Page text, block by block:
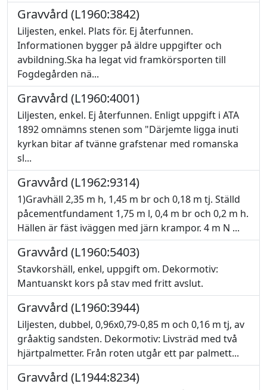
Gravvård (L1960:3842)
Liljesten, enkel. Plats för. Ej återfunnen.
Informationen bygger på äldre uppgifter och
avbildning.Ska ha legat vid framkörsporten till
Fogdegården nä...
Gravvård (L1960:4001)
Liljesten, enkel. Ej återfunnen. Enligt uppgift i ATA
1892 omnämns stenen som "Därjemte ligga inuti
kyrkan bitar af tvänne grafstenar med romanska
sl...
Gravvård (L1962:9314)
1)Gravhäll 2,35 m h, 1,45 m br och 0,18 m tj. Ställd
påcementfundament 1,75 m l, 0,4 m br och 0,2 m h.
Hällen är fäst iväggen med järn krampor. 4 m N ...
Gravvård (L1960:5403)
Stavkorshäll, enkel, uppgift om. Dekormotiv:
Mantuanskt kors på stav med fritt avslut.
Gravvård (L1960:3944)
Liljesten, dubbel, 0,96x0,79-0,85 m och 0,16 m tj, av
gråaktig sandsten. Dekormotiv: Livsträd med två
hjärtpalmetter. Från roten utgår ett par palmett...
Gravvård (L1944:8234)